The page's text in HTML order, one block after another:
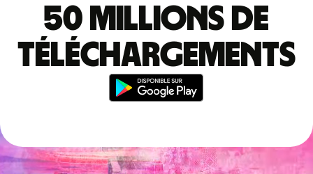
50 millions de
téléchargements